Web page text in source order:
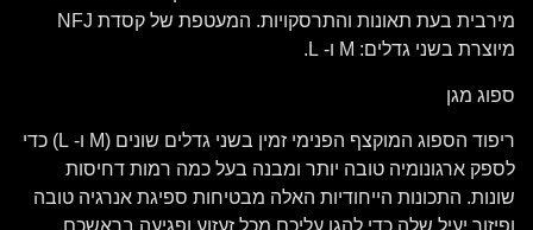
מירבית בעת תאונות והתרסקויות. המעטפת של קסדת NFJ
מיוצרת בשני גדלים: M ו- L.
ספוג מגן
ריפוד הספוג המוקצף הפנימי זמין בשני גדלים שונים (M ו- L) כדי
לספק ארגונומיה טובה יותר ומבנה בעל כמה רמות דחיסות
שונות. התכונות הייחודיות האלה מבטיחות ספיגת אנרגיה טובה